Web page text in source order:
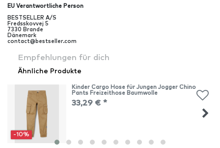
EU Verantwortliche Person
BESTSELLER A/S
Fredsskovvej 5
7330 Brande
Dänemark
contact@bestseller.com
Empfehlungen für dich
Ähnliche Produkte
-10%
Kinder Cargo Hose für Jungen Jogger Chino
Pants Freizeithose Baumwolle
33,29 € *